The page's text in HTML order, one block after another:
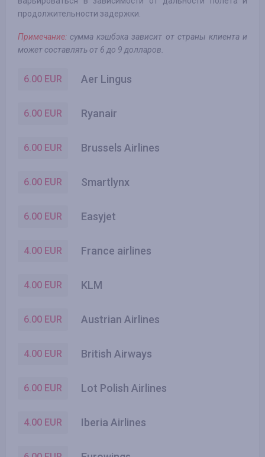
продолжительности задержки.
Примечание: сумма кэшбэка зависит от страны клиента и
может составлять от 6 до 9 долларов.
6.00 EUR Aer Lingus
6.00 EUR Ryanair
6.00 EUR Brussels Airlines
6.00 EUR Smartlynx
6.00 EUR Easyjet
4.00 EUR France airlines
4.00 EUR KLM
6.00 EUR Austrian Airlines
4.00 EUR British Airways
6.00 EUR Lot Polish Airlines
4.00 EUR Iberia Airlines